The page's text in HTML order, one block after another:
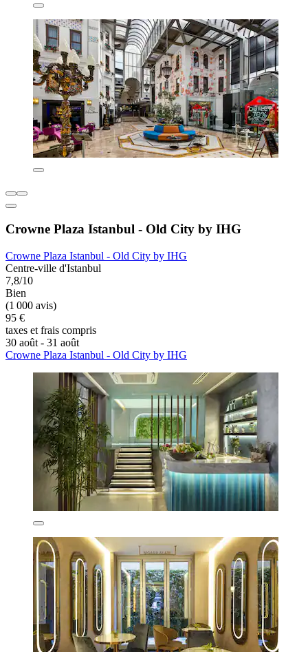
Crowne Plaza Istanbul - Old City by IHG
Crowne Plaza Istanbul - Old City by IHG
Centre-ville d'Istanbul
7,8/10
Bien
(1 000 avis)
95 €
taxes et frais compris
30 août - 31 août
Crowne Plaza Istanbul - Old City by IHG